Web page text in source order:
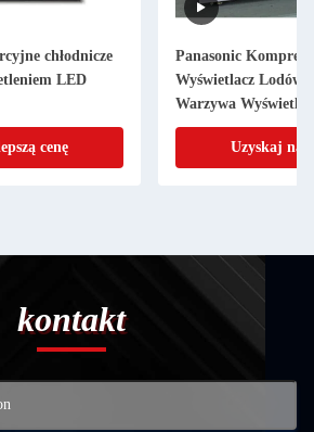
chłodnicze
LED
cenę
Panasonic
Wyświetlacz
Warzywa
Uzyskaj
kontakt